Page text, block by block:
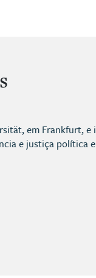
em Frankfurt,
e justiça política